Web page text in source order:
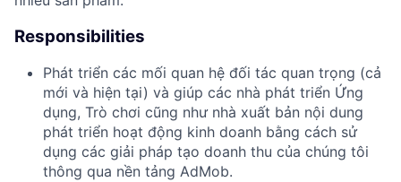
Responsibilities
Phát triển các mối quan hệ đối tác quan trọng (cả
mới và hiện tại) và giúp các nhà phát triển Ứng
dụng, Trò chơi cũng như nhà xuất bản nội dung
phát triển hoạt động kinh doanh bằng cách sử
dụng các giải pháp tạo doanh thu của chúng tôi
thông qua nền tảng AdMob.